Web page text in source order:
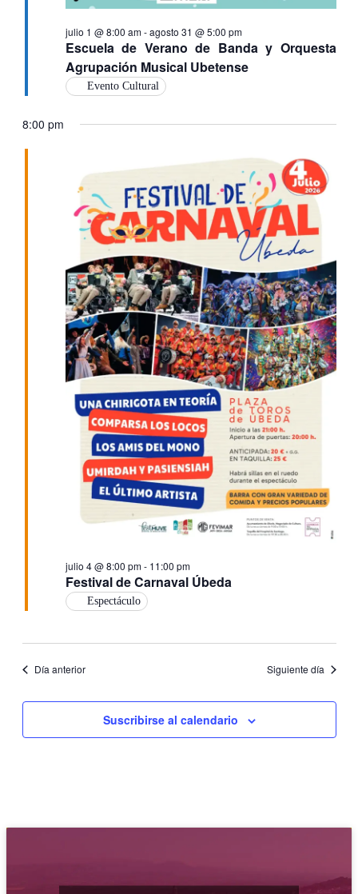
Escuela de Verano de Banda y Orquesta
Agrupación Musical Ubetense
julio 1 @ 8:00 am-agosto 31 @ 5:00 pm
Evento Cultural
8:00 pm
Festival de Carnaval Úbeda
julio 4 @ 8:00 pm- 11:00 pm
Espectáculo
Día anterior Siguiente día
Suscribirse al calendario